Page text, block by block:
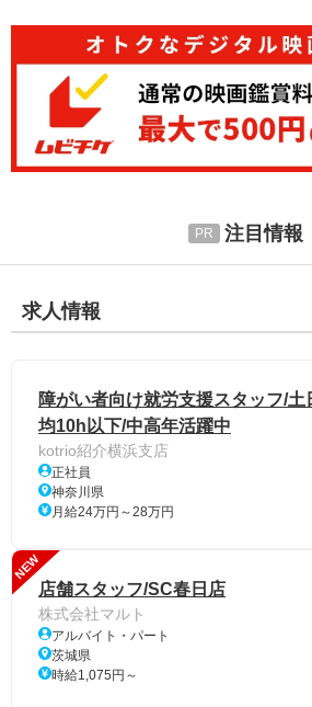
注目情報
求人情報
障がい者向け就労支援スタッフ/
均10h以下/中高年活躍中
kotrio紹介横浜支店
正社員
神奈川県
月給24万円～28万円
NEW
店舗スタッフ/SC春日店
株式会社マルト
アルバイト・パート
茨城県
時給1,075円～